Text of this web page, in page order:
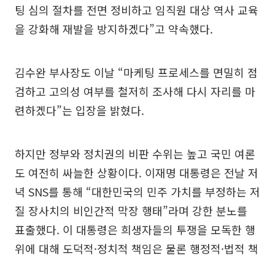
팅 심의 절차를 전면 정비하고 임직원 대상 역사 교육
을 강화해 재발을 방지하겠다”고 약속했다.
김수완 부사장도 이날 “마케팅 프로세스를 면밀히 점
검하고 고의성 여부를 철저히 조사해 다시 자리를 마
련하겠다”는 입장을 밝혔다.
하지만 정부와 정치권의 비판 수위는 높고 국민 여론
도 여전히 싸늘한 상황이다. 이재명 대통령은 전날 저
녁 SNS를 통해 “대한민국의 민주 가치를 부정하는 저
질 장사치의 비인간적 막장 행태”라며 강한 분노를
표출했다. 이 대통령은 희생자들의 투쟁을 모독한 행
위에 대해 도덕적·정치적 책임은 물론 행정적·법적 책